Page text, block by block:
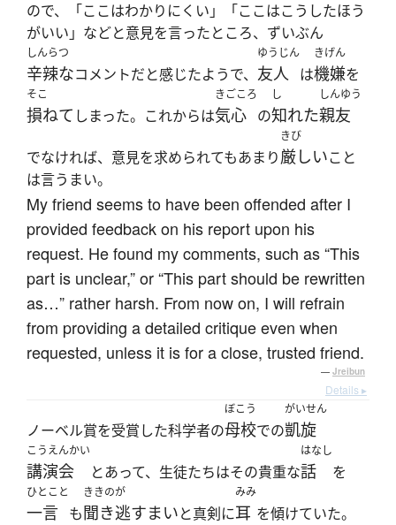
ので、「ここはわかりにくい」「ここはこうしたほう
がいい」などと意見を言ったところ、ずいぶん
しんらつ
辛辣なコメントだと感じたようで、
ゆうじん
友人 は
きげん
機嫌を
そこ
損ねて しまった。これからは
きごころ
気心 の
し
知れた
しんゆう
親友
でなければ、意見を求められてもあまり
きび
厳しいこと
は言うまい。
My friend seems to have been offended after I
provided feedback on his report upon his
request. He found my comments, such as “This
part is unclear,” or “This part should be rewritten
as…” rather harsh. From now on, I will refrain
from providing a detailed critique even when
requested, unless it is for a close, trusted friend.
— Jreibun
Details ▸
ノーベル賞を受賞した科学者の
ぼこう
母校での
がいせん
凱旋
こうえんかい
講演会 とあって、生徒たちはその貴重な
はなし
話 を
ひとこと
一言 も
ききのが
聞き逃すまいと真剣に
みみ
耳 を傾けていた。